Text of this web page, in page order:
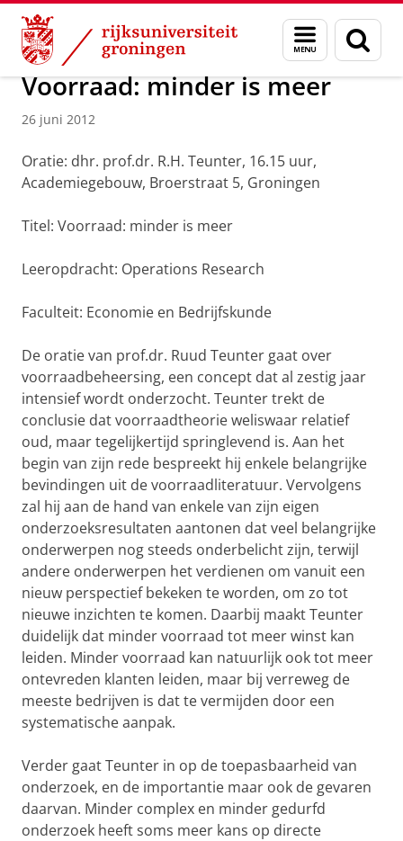
Skip
Content
Skip
Navigation
Menu
en
zoeken
Over ons Actueel Nieuws Nieuwsberichten
Voorraad: minder is meer
26 juni 2012
Oratie: dhr. prof.dr. R.H. Teunter, 16.15 uur,
Academiegebouw, Broerstraat 5, Groningen
Titel: Voorraad: minder is meer
Leeropdracht: Operations Research
Faculteit: Economie en Bedrijfskunde
De oratie van prof.dr. Ruud Teunter gaat over
voorraadbeheersing, een concept dat al zestig jaar
intensief wordt onderzocht. Teunter trekt de
conclusie dat voorraadtheorie weliswaar relatief
oud, maar tegelijkertijd springlevend is. Aan het
begin van zijn rede bespreekt hij enkele belangrijke
bevindingen uit de voorraadliteratuur. Vervolgens
zal hij aan de hand van enkele van zijn eigen
onderzoeksresultaten aantonen dat veel belangrijke
onderwerpen nog steeds onderbelicht zijn, terwijl
andere onderwerpen het verdienen om vanuit een
nieuw perspectief bekeken te worden, om zo tot
nieuwe inzichten te komen. Daarbij maakt Teunter
duidelijk dat minder voorraad tot meer winst kan
leiden. Minder voorraad kan natuurlijk ook tot meer
ontevreden klanten leiden, maar bij verreweg de
meeste bedrijven is dat te vermijden door een
systematische aanpak.
Verder gaat Teunter in op de toepasbaarheid van
onderzoek, en de importantie maar ook de gevaren
daarvan. Minder complex en minder gedurfd
onderzoek heeft soms meer kans op directe